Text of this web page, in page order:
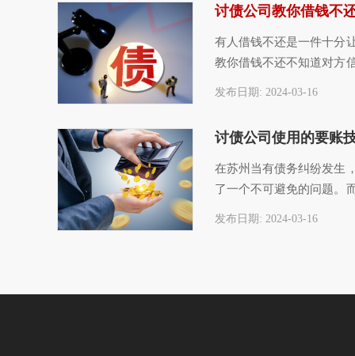
有人借钱不还是一件十分
教你借钱不还不知道对方
发布日期: 2024-03-16
在苏州当有债务纠纷发生
了一个不可避免的问题。
发布日期: 2024-03-16